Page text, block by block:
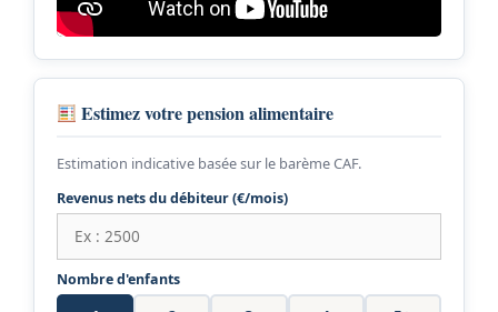
Estimez votre pension alimentaire
Estimation indicative basée sur le barème CAF.
Revenus nets du débiteur (€/mois)
Nombre d'enfants